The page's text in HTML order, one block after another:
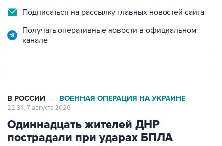
Подписаться на рассылку главных новостей сайта
Получать оперативные новости в официальном
канале
В РОССИИ → ВОЕННАЯ ОПЕРАЦИЯ НА УКРАИНЕ
22:34, 7 августа 2026
Одиннадцать жителей ДНР
пострадали при ударах БПЛА